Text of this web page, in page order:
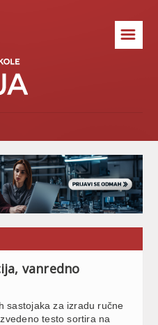
☰
vanredno
sastojaka za izradu ručne
testo sortira na